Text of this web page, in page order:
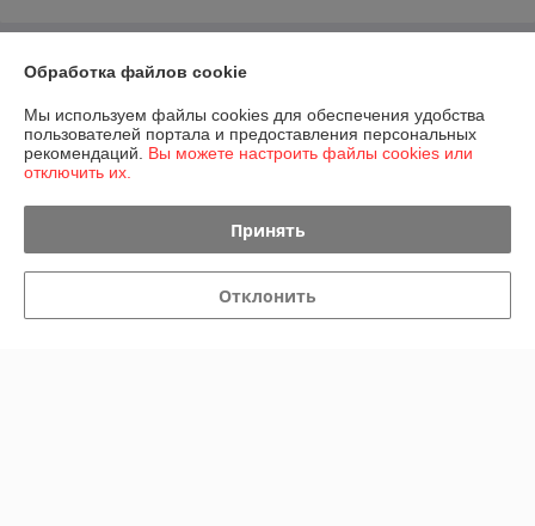
О нас
Контакты
Доставка и оплата
Обработка файлов cookie
Мы используем файлы cookies для обеспечения удобства
пользователей портала и предоставления персональных
рекомендаций. Вы можете настроить файлы cookies или
отключить их.
Принять
Отклонить